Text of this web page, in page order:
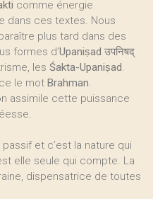
comme énergie
dans ces textes. Nous
plus tard dans des
formes d’Upaniṣad उपनिषद्
les Śakta-Upaniṣad.
le mot Brahman.
assimile cette puissance
et c’est la nature qui
elle seule qui compte. La
dispensatrice de toutes